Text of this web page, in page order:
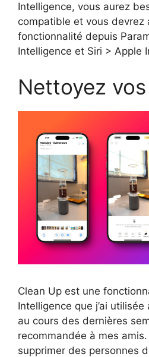
Intelligence, vous aurez
compatible et vous devrez
fonctionnalité depuis
Intelligence et Siri > Apple
Nettoyez
Clean Up est une
Intelligence que j’ai
au cours des dernières
recommandée à mes amis.
supprimer des personnes